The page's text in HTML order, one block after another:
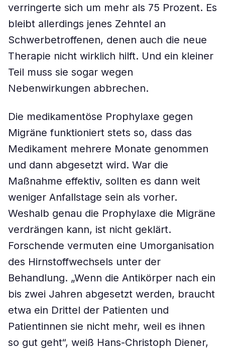
verringerte sich um mehr als 75 Prozent. Es
bleibt allerdings jenes Zehntel an
Schwerbetroffenen, denen auch die neue
Therapie nicht wirklich hilft. Und ein kleiner
Teil muss sie sogar wegen
Nebenwirkungen abbrechen.
Die medikamentöse Prophylaxe gegen
Migräne funktioniert stets so, dass das
Medikament mehrere Monate genommen
und dann abgesetzt wird. War die
Maßnahme effektiv, sollten es dann weit
weniger Anfallstage sein als vorher.
Weshalb genau die Prophylaxe die Migräne
verdrängen kann, ist nicht geklärt.
Forschende vermuten eine Umorganisation
des Hirnstoffwechsels unter der
Behandlung. „Wenn die Antikörper nach ein
bis zwei Jahren abgesetzt werden, braucht
etwa ein Drittel der Patienten und
Patientinnen sie nicht mehr, weil es ihnen
so gut geht“, weiß Hans-Christoph Diener,